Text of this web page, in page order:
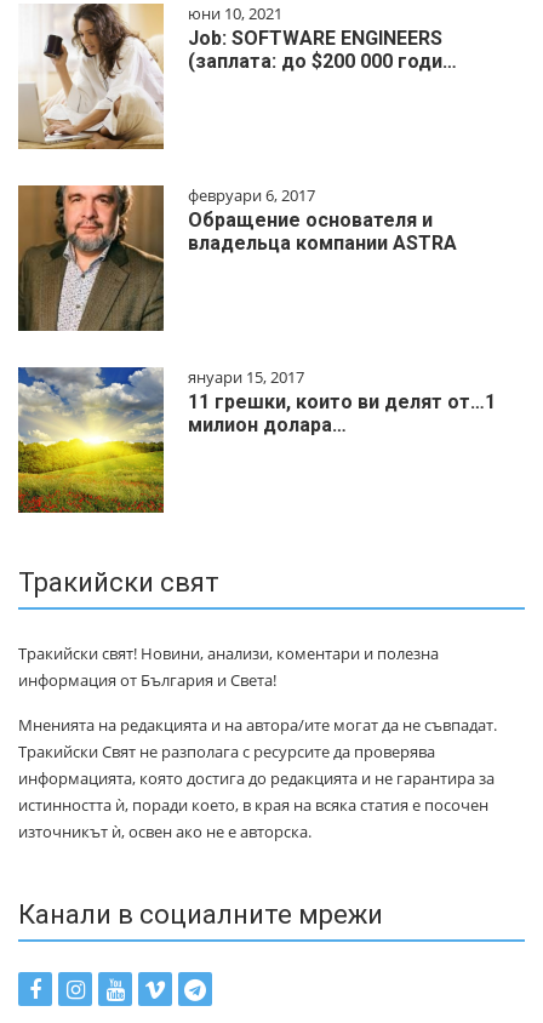
юни 10, 2021
Job: SOFTWARE ENGINEERS
(заплата: до $200 000 годи…
февруари 6, 2017
Обращение основателя и
владельца компании ASTRA
януари 15, 2017
11 грешки, които ви делят от…1
милиoн дoлapa…
Тракийски свят
Тракийски свят! Новини, анализи, коментари и полезна
информация от България и Света!
Мненията на редакцията и на автора/ите могат да не съвпадат.
Тракийски Свят не разполага с ресурсите да проверява
информацията, която достига до редакцията и не гарантира за
истинността ѝ, поради което, в края на всяка статия е посочен
източникът ѝ, освен ако не е авторска.
Канали в социалните мрежи